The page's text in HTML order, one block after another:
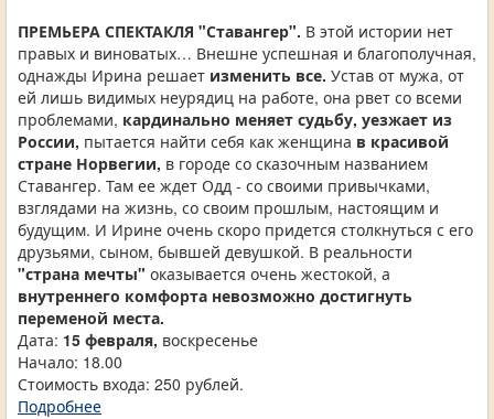
ПРЕМЬЕРА СПЕКТАКЛЯ "Ставангер". В этой истории нет
правых и виноватых… Внешне успешная и благополучная,
однажды Ирина решает изменить все. Устав от мужа, от
ей лишь видимых неурядиц на работе, она рвет со всеми
проблемами, кардинально меняет судьбу, уезжает из
России, пытается найти себя как женщина в красивой
стране Норвегии, в городе со сказочным названием
Ставангер. Там ее ждет Одд - со своими привычками,
взглядами на жизнь, со своим прошлым, настоящим и
будущим. И Ирине очень скоро придется столкнуться с его
друзьями, сыном, бывшей девушкой. В реальности
"страна мечты" оказывается очень жестокой, а
внутреннего комфорта невозможно достигнуть
переменой места.
Дата: 15 февраля, воскресенье
Начало: 18.00
Стоимость входа: 250 рублей.
Подробнее